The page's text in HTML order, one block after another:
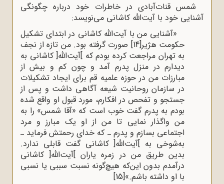
شمس قنات‌آبادی در خاطرات خود درباره چگونگی
آشنایی خود با آیت‌الله کاشانی می‌نویسد:
«آشنایی من با آیت‌الله کاشانی در ابتدای تشکیل
حکومت هژیر[14]
صورت گرفته بود. من تازه از نجف
به تهران مراجعت کرده بودم که ]آیت‌الله[ کاشانی به
دیدارم در منزل پدرم آمد و چون کم و بیش از
مبارزات من در حوزه علمیه قم برای ایجاد تشکیلات
در سازمان روحانیت شیعه آگاهی داشت و پس از
جستجو و تفحص در افکارم، مورد قبول او واقع شده
بودم به پدرم گفت خوب است که «آقا شمس» را به
من واگذار نمایی تا من از او یک مبارز و مرد
اجتماعی بسازم و پدرم ـ که خدای رحمتش فرماید ـ
به‌شوخی به ]آیت‌الله[ کاشانی گفت قابلی ندارد.
بدین طریق من در زمره یاران ]آیت‌الله[ کاشانی
درآمدم بدون این‌که هیچ‌گونه نسبت سببی یا نسبی
با او داشته باشم.»[15]